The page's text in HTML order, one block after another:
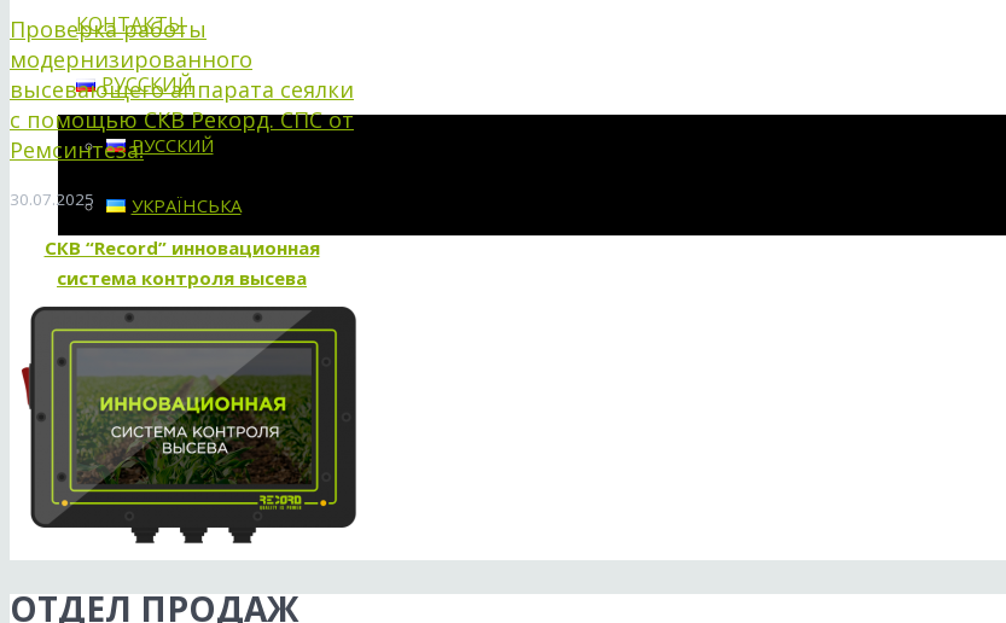
КОНТАКТЫ
РУССКИЙ
РУССКИЙ
УКРАЇНСЬКА
Проверка работы
модернизированного
высевающего аппарата сеялки
с помощью СКВ Рекорд. СПС от
Ремсинтеза!
30.07.2025
СКВ “Record” инновационная
система контроля высева
ОТДЕЛ ПРОДАЖ